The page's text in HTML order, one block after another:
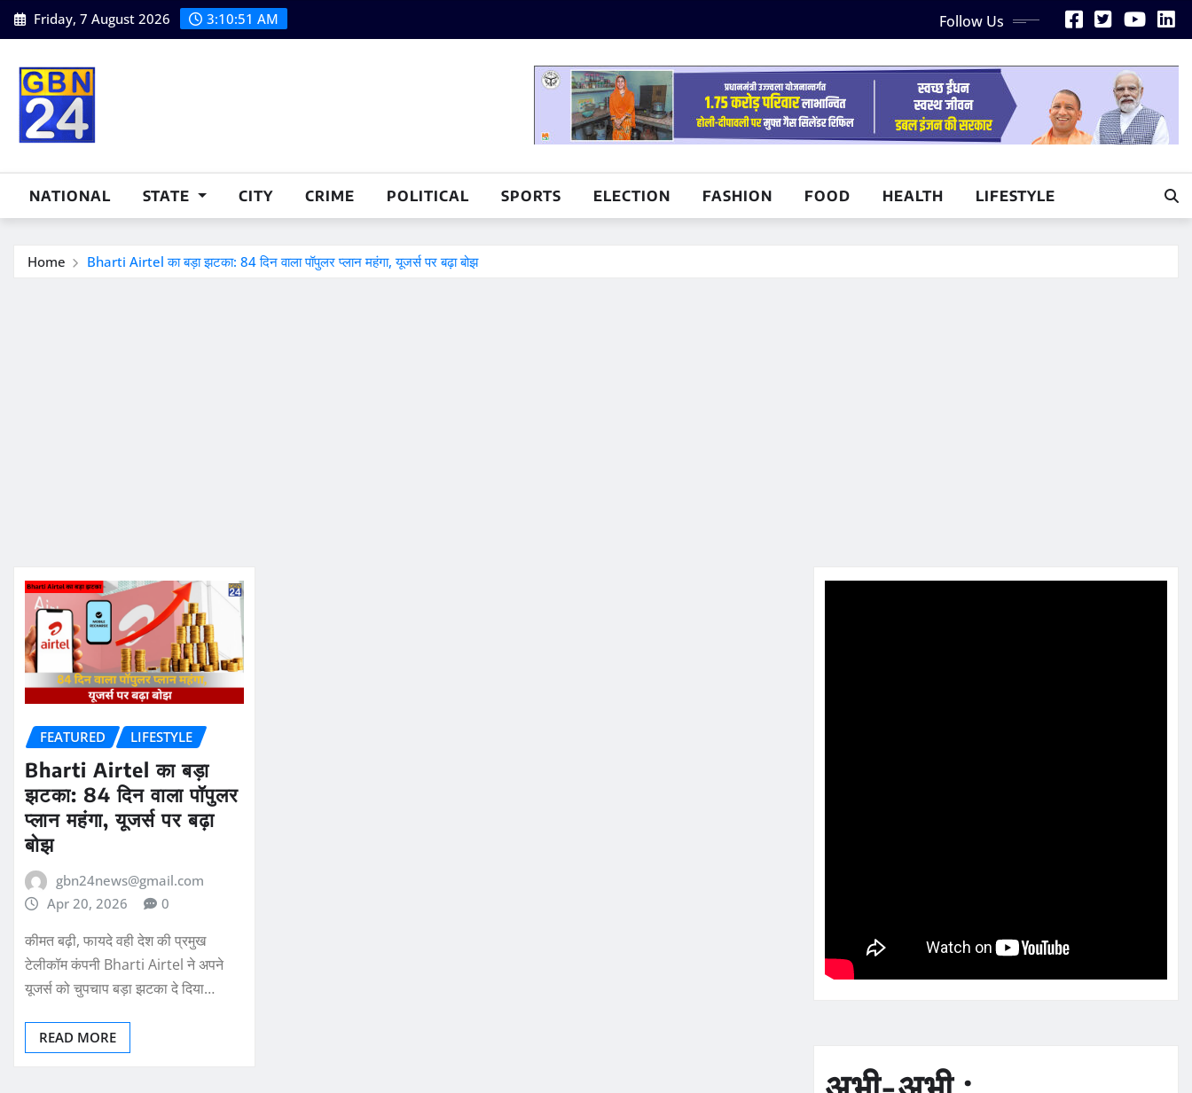
Skip
to
Friday, 7 August 2026 3:10:51 AM Follow Us
NATIONAL STATE CITY CRIME POLITICAL SPORTS ELECTION FASHION FOOD HEALTH LIFESTYLE
Home Bharti Airtel का बड़ा झटका: 84 दिन वाला पॉपुलर प्लान महंगा, यूजर्स पर बढ़ा बोझ
FEATURED LIFESTYLE
Bharti Airtel का बड़ा
झटका: 84 दिन वाला पॉपुलर
प्लान महंगा, यूजर्स पर बढ़ा
बोझ
gbn24news@gmail.com
Apr 20, 2026
0
कीमत बढ़ी, फायदे वही देश की प्रमुख
टेलीकॉम कंपनी Bharti Airtel ने अपने
यूजर्स को चुपचाप बड़ा झटका दे दिया…
READ MORE